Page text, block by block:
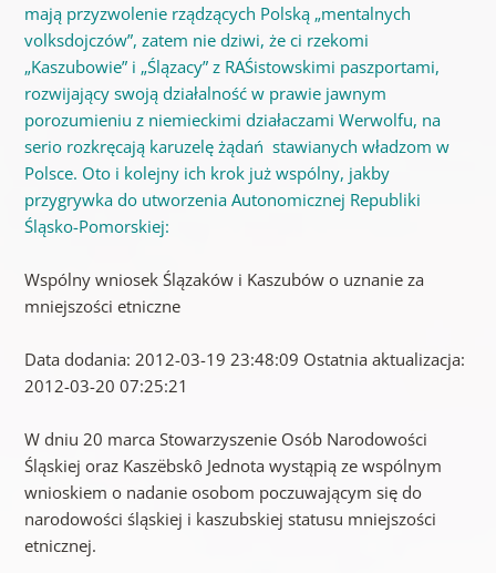
mają przyzwolenie rządzących Polską „mentalnych
volksdojczów”, zatem nie dziwi, że ci rzekomi
„Kaszubowie” i „Ślązacy” z RAŚistowskimi paszportami,
rozwijający swoją działalność w prawie jawnym
porozumieniu z niemieckimi działaczami Werwolfu, na
serio rozkręcają karuzelę żądań stawianych władzom w
Polsce. Oto i kolejny ich krok już wspólny, jakby
przygrywka do utworzenia Autonomicznej Republiki
Śląsko-Pomorskiej:
Wspólny wniosek Ślązaków i Kaszubów o uznanie za
mniejszości etniczne
Data dodania: 2012-03-19 23:48:09 Ostatnia aktualizacja:
2012-03-20 07:25:21
W dniu 20 marca Stowarzyszenie Osób Narodowości
Śląskiej oraz Kaszëbskô Jednota wystąpią ze wspólnym
wnioskiem o nadanie osobom poczuwającym się do
narodowości śląskiej i kaszubskiej statusu mniejszości
etnicznej.